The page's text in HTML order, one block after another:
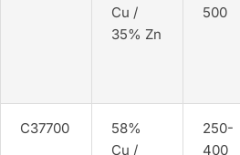
Cu /
35% Zn
500
C37700
58%
Cu /
250-
400